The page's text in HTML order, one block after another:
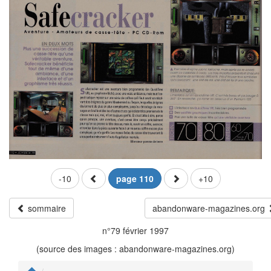
-10 page 110 +10
sommaire
abandonware-magazines.org
n°79 février 1997
(source des images : abandonware-magazines.org)